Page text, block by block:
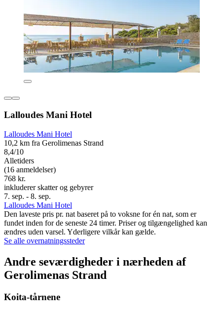
Lalloudes Mani Hotel
Lalloudes Mani Hotel
10,2 km fra Gerolimenas Strand
8,4/10
Alletiders
(16 anmeldelser)
768 kr.
inkluderer skatter og gebyrer
7. sep. - 8. sep.
Lalloudes Mani Hotel
Den laveste pris pr. nat baseret på to voksne for én nat, som er
fundet inden for de seneste 24 timer. Priser og tilgængelighed kan
ændres uden varsel. Yderligere vilkår kan gælde.
Se alle overnatningssteder
Andre seværdigheder i nærheden af
Gerolimenas Strand
Koita-tårnene